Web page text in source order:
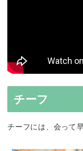
チーフ
チーフには、会って